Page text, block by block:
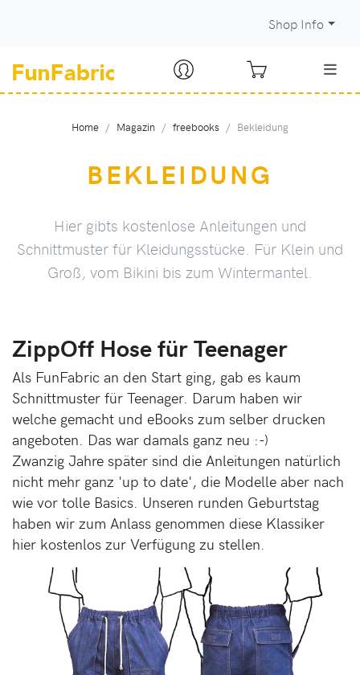
Shop Info
Home Magazin freebooks Bekleidung
BEKLEIDUNG
Hier gibts kostenlose Anleitungen und
Schnittmuster für Kleidungsstücke. Für Klein und
Groß, vom Bikini bis zum Wintermantel.
ZippOff Hose für Teenager
Als FunFabric an den Start ging, gab es kaum
Schnittmuster für Teenager. Darum haben wir
welche gemacht und eBooks zum selber drucken
angeboten. Das war damals ganz neu :-)
Zwanzig Jahre später sind die Anleitungen natürlich
nicht mehr ganz 'up to date', die Modelle aber nach
wie vor tolle Basics. Unseren runden Geburtstag
haben wir zum Anlass genommen diese Klassiker
hier kostenlos zur Verfügung zu stellen.